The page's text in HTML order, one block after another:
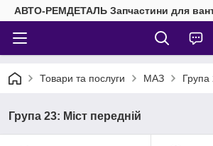
АВТО-РЕМДЕТАЛЬ Запчастини для
Товари та послуги МАЗ Група
Група 23: Міст передній